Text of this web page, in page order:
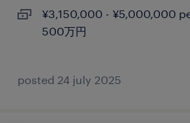
¥3,150,000 - ¥5,000,000
500万円
posted 24 july 2025